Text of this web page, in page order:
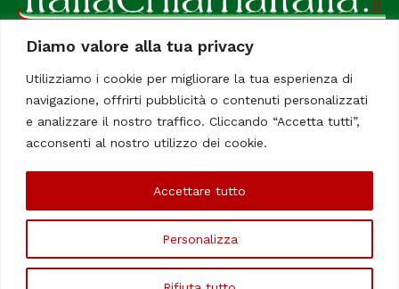
Diamo valore alla tua privacy
Utilizziamo i cookie per migliorare la tua esperienza di
navigazione, offrirti pubblicità o contenuti personalizzati
e analizzare il nostro traffico. Cliccando “Accetta tutti”,
acconsenti al nostro utilizzo dei cookie.
Personalizza
Accettare tutto
ItaliaChiamaItalia, il TUO quotidiano online preferito.
Dedicato in particolare a tutti gli italiani residenti all'estero.
Tutti i diritti sono riservati. Quotidiano online indipendente
Le Firme
©Copyright 2006/2020 - ItaliaChiamaItalia